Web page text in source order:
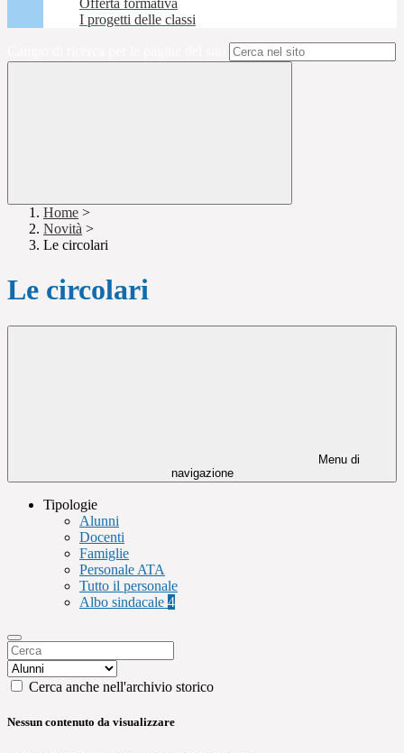
Offerta formativa
I progetti delle classi
Home >
Novità >
Le circolari
Le circolari
Menu di
navigazione
Tipologie
Alunni
Docenti
Famiglie
Personale ATA
Tutto il personale
Albo sindacale 4
Cerca anche nell'archivio storico
Nessun contenuto da visualizzare